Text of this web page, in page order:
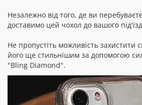
Незалежно від того, де ви
доставимо цей чохол до вашого
Не пропустіть можливість захистити
його ще стильнішим за допомогою
"Bling Diamond".